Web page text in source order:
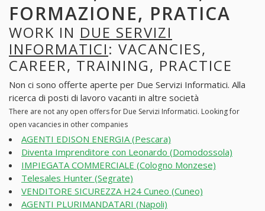
FORMAZIONE, PRATICA
WORK IN DUE SERVIZI
INFORMATICI: VACANCIES,
CAREER, TRAINING, PRACTICE
Non ci sono offerte aperte per Due Servizi Informatici. Alla
ricerca di posti di lavoro vacanti in altre società
There are not any open offers for Due Servizi Informatici. Looking for
open vacancies in other companies
AGENTI EDISON ENERGIA (Pescara)
Diventa Imprenditore con Leonardo (Domodossola)
IMPIEGATA COMMERCIALE (Cologno Monzese)
Telesales Hunter (Segrate)
VENDITORE SICUREZZA H24 Cuneo (Cuneo)
AGENTI PLURIMANDATARI (Napoli)